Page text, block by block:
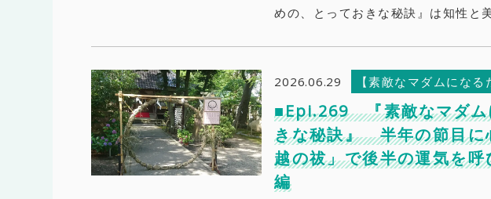
めの、とっておきな秘訣』は知性と
2026.06.29 【素敵なマダムにな
■Epi.269 『素敵なマダム
きな秘訣』 半年の節目に
越の祓」で後半の運気を
編